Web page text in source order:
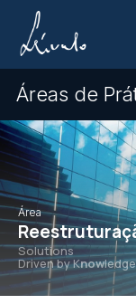
Áreas de
Área
Solutions
Driven by Know